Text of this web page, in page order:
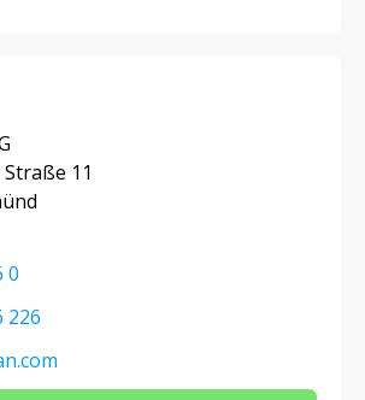
11
0
226